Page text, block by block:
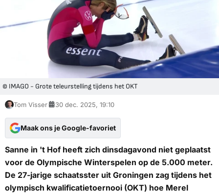
© IMAGO - Grote teleurstelling tijdens het OKT
Tom Visser 30 dec. 2025, 19:10
Maak ons je Google-favoriet
Sanne in 't Hof heeft zich dinsdagavond niet geplaatst
voor de Olympische Winterspelen op de 5.000 meter.
De 27-jarige schaatsster uit Groningen zag tijdens het
olympisch kwalificatietoernooi (OKT) hoe Merel